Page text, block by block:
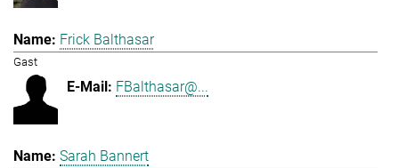
Frick Balthasar
Gast
FBalthasar@...
Sarah Bannert